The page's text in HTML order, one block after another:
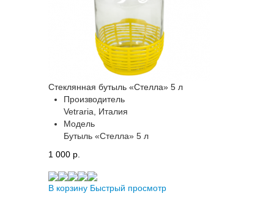
Стеклянная бутыль «Стелла» 5 л
Производитель
Vetraria, Италия
Модель
Бутыль «Стелла» 5 л
1 000 p.
В корзину Быстрый просмотр